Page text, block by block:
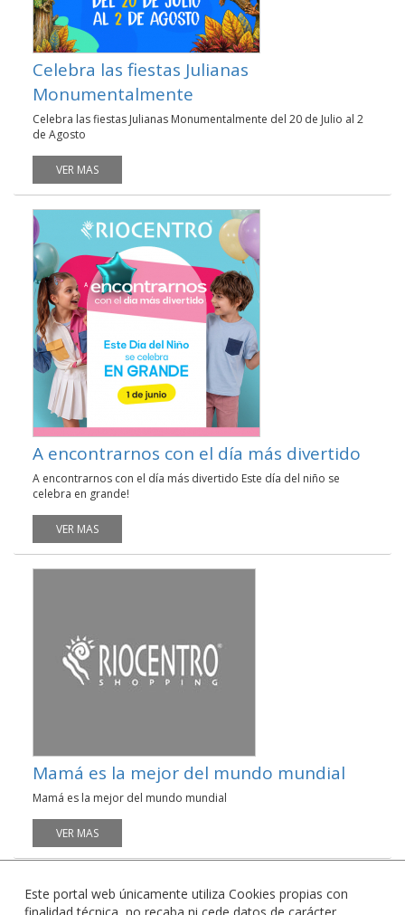
Celebra las fiestas Julianas
Monumentalmente
Celebra las fiestas Julianas Monumentalmente del 20 de Julio al 2
de Agosto
VER MAS
A encontrarnos con el día más divertido
A encontrarnos con el día más divertido Este día del niño se
celebra en grande!
VER MAS
Mamá es la mejor del mundo mundial
Mamá es la mejor del mundo mundial
VER MAS
Este portal web únicamente utiliza Cookies propias con